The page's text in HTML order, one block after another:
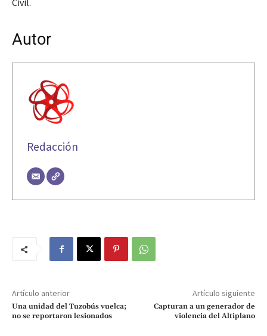
Civil.
Autor
Redacción
Artículo anterior
Una unidad del Tuzobús vuelca;
no se reportaron lesionados
Artículo siguiente
Capturan a un generador de
violencia del Altiplano